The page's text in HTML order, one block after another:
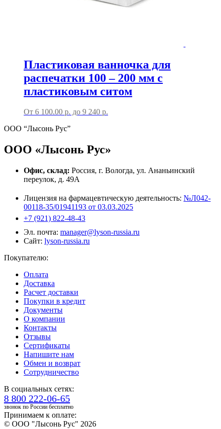
Пластиковая ванночка для
распечатки 100 – 200 мм с
пластиковым ситом
От 6 100.00 р. до 9 240 р.
ООО “Лысонь Рус”
ООО «Лысонь Рус»
Офис, склад: Россия, г. Вологда, ул. Ананьинский
переулок, д. 49А
Лицензия на фармацевтическую деятельность: №Л042-
00118-35/01941193 от 03.03.2025
+7 (921) 822-48-43
Эл. почта: manager@lyson-russia.ru
Сайт: lyson-russia.ru
Покупателю:
Оплата
Доставка
Расчет доставки
Покупки в кредит
Документы
О компании
Контакты
Отзывы
Сертификаты
Напишите нам
Обмен и возврат
Сотрудничество
В социальных сетях:
8 800 222-06-65
звонок по России бесплатно
Принимаем к оплате:
© ООО "Лысонь Рус" 2026